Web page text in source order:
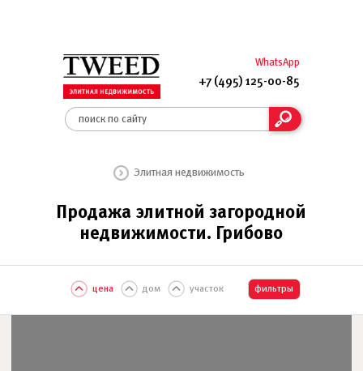
WhatsApp
+7 (495) 125-00-85
Элитная недвижимость
Продажа элитной загородной
недвижимости. Грибово
цена дом участок фильтры